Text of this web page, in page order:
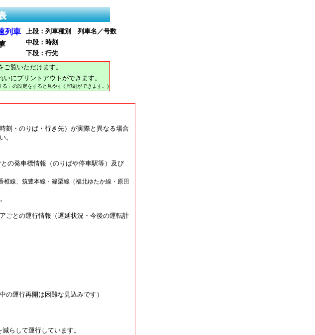
列車
上段：列車種別 列車名／号数
中段：時刻
下段：行先
覧いただけます。
にプリントアウトができます。
」の設定をすると見やすく印刷ができます。)
刻・のりば・行き先）が実際と異なる場合
。
の発車標情報（のりばや停車駅等）及び
線、筑豊本線・篠栗線（福北ゆたか線・原田
ごとの運行情報（遅延状況・今後の運転計
の運行再開は困難な見込みです）
らして運行しています。